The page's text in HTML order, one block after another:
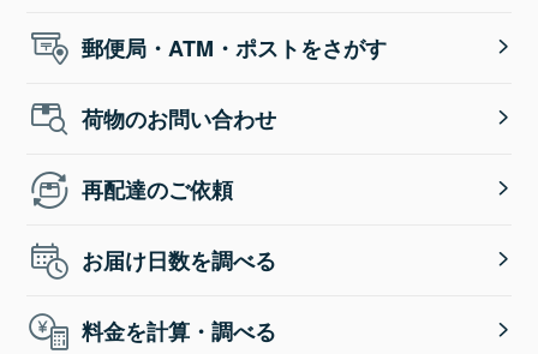
郵便局・ATM・ポストをさがす
荷物のお問い合わせ
再配達のご依頼
お届け日数を調べる
料金を計算・調べる